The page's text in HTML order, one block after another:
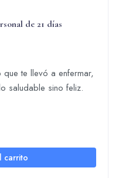
de 21 días
te llevó a enfermar,
saludable sino feliz.
carrito